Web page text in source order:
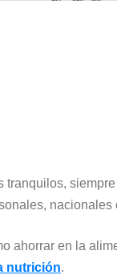
nacionales
ahorrar en la
nutrición.